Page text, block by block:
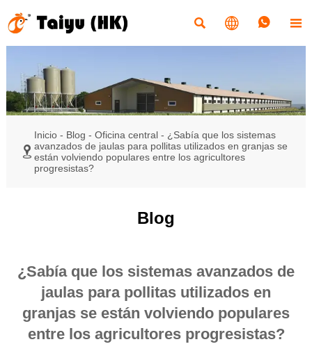
   

Inicio- Blog - Oficina central- ¿Sabía que los sistemas
avanzados de jaulas para pollitas utilizados en granjas se
están volviendo populares entre los agricultores
progresistas?
Blog
¿Sabía que los sistemas avanzados de
jaulas para pollitas utilizados en
granjas se están volviendo populares
entre los agricultores progresistas?